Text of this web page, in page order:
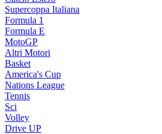
Supercoppa Italiana
Formula 1
Formula E
MotoGP
Altri Motori
Basket
America's Cup
Nations League
Tennis
Sci
Volley
Drive UP